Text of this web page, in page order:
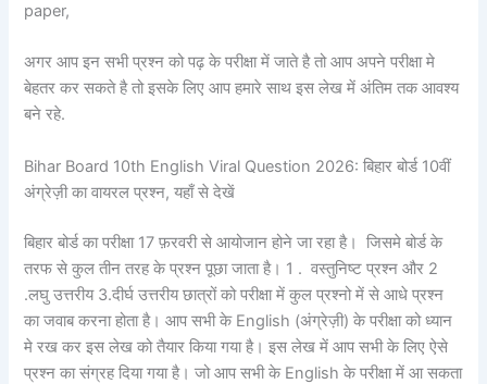
paper,
अगर आप इन सभी प्रश्न को पढ़ के परीक्षा में जाते है तो आप अपने परीक्षा मे
बेहतर कर सकते है तो इसके लिए आप हमारे साथ इस लेख में अंतिम तक आवश्य
बने रहे.
Bihar Board 10th English Viral Question 2026: बिहार बोर्ड 10वीं
अंग्रेज़ी का वायरल प्रश्न, यहाँ से देखें
बिहार बोर्ड का परीक्षा 17 फ़रवरी से आयोजान होने जा रहा है। जिसमे बोर्ड के
तरफ से कुल तीन तरह के प्रश्न पूछा जाता है। 1 . वस्तुनिष्ट प्रश्न और 2
.लघु उत्तरीय 3.दीर्घ उत्तरीय छात्रों को परीक्षा में कुल प्रश्नो में से आधे प्रश्न
का जवाब करना होता है। आप सभी के English (अंग्रेज़ी) के परीक्षा को ध्यान
मे रख कर इस लेख को तैयार किया गया है। इस लेख में आप सभी के लिए ऐसे
प्रश्न का संग्रह दिया गया है। जो आप सभी के English के परीक्षा में आ सकता